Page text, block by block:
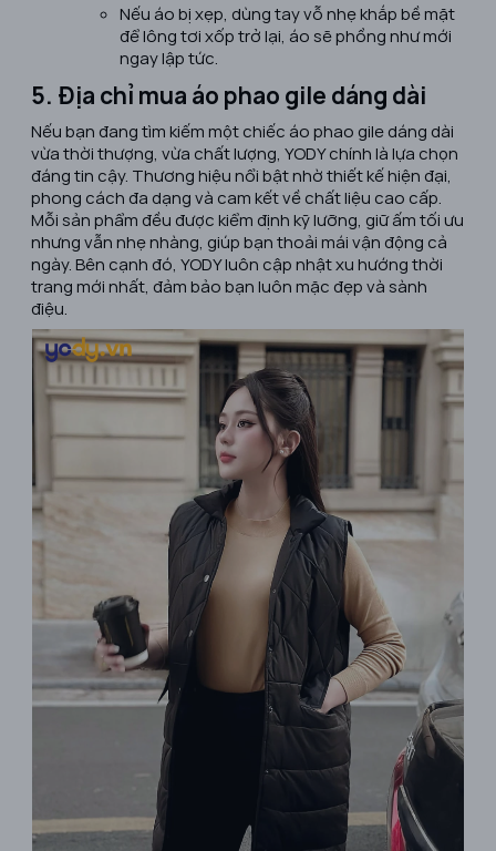
Nếu áo bị xẹp, dùng tay vỗ nhẹ khắp bề mặt
để lông tơi xốp trở lại, áo sẽ phồng như mới
ngay lập tức.
5. Địa chỉ mua áo phao gile dáng dài
Nếu bạn đang tìm kiếm một chiếc áo phao gile dáng dài
vừa thời thượng, vừa chất lượng, YODY chính là lựa chọn
đáng tin cậy. Thương hiệu nổi bật nhờ thiết kế hiện đại,
phong cách đa dạng và cam kết về chất liệu cao cấp.
Mỗi sản phẩm đều được kiểm định kỹ lưỡng, giữ ấm tối ưu
nhưng vẫn nhẹ nhàng, giúp bạn thoải mái vận động cả
ngày. Bên cạnh đó, YODY luôn cập nhật xu hướng thời
trang mới nhất, đảm bảo bạn luôn mặc đẹp và sành
điệu.